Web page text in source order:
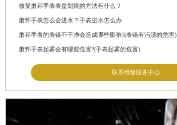
修复萧邦手表表盘划痕的方法有什么？
萧邦手表怎么会进水？手表进水怎么办
萧邦手表的表镜不干净会造成哪些影响?(表镜有污渍的危害)
萧邦手表起雾会有哪些危害?(手表起雾的危害)
联系维修服务中心